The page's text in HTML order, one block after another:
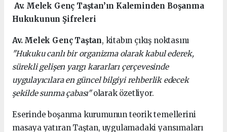
Av. Melek Genç Taştan’ın Kaleminden Boşanma
Hukukunun Şifreleri
Av. Melek Genç Taştan, kitabın çıkış noktasını
"Hukuku canlı bir organizma olarak kabul ederek,
sürekli gelişen yargı kararları çerçevesinde
uygulayıcılara en güncel bilgiyi rehberlik edecek
şekilde sunma çabası"olarak özetliyor.
Eserinde boşanma kurumunun teorik temellerini
masaya yatıran Taştan, uygulamadaki yansımaları